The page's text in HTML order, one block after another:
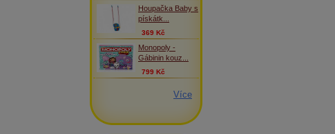
Houpačka Baby s
pískátk...
369 Kč
Monopoly -
Gábinin kouz...
799 Kč
Více